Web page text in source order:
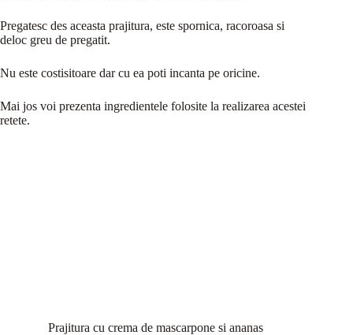
Pregatesc des aceasta prajitura, este spornica, racoroasa si
deloc greu de pregatit.
Nu este costisitoare dar cu ea poti incanta pe oricine.
Mai jos voi prezenta ingredientele folosite la realizarea acestei
retete.
Prajitura cu crema de mascarpone si ananas